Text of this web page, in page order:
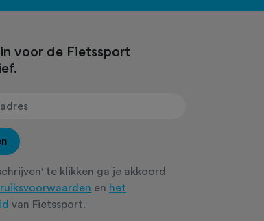
in voor de Fietssport
te klikken ga je akkoord
en het
van Fietssport.